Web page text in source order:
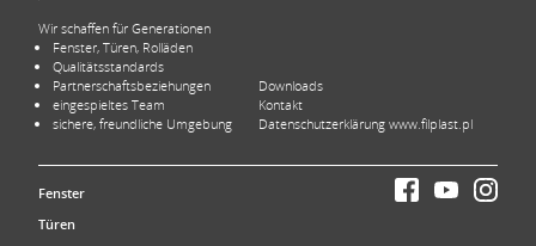
Wir schaffen für Generationen
Fenster, Türen, Rolläden
Qualitätsstandards
Partnerschaftsbeziehungen
eingespieltes Team
sichere, freundliche Umgebung
Downloads
Kontakt
Datenschutzerklärung www.filplast.pl
Fenster
Türen